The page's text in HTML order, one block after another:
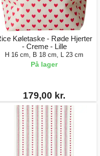
Køletaske - Røde Hjerter
- Creme - Lille
H 16 cm, B 18 cm, L 23 cm
På lager
179,00 kr.